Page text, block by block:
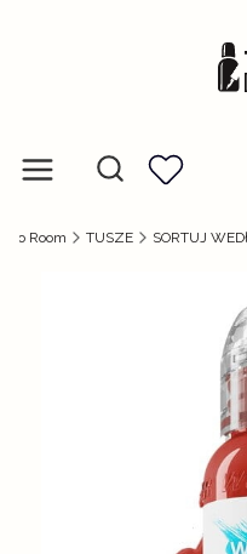
Menu Otwórz wyszukiwarkę
Szukaj Ulubione
Room TUSZE SORTUJ